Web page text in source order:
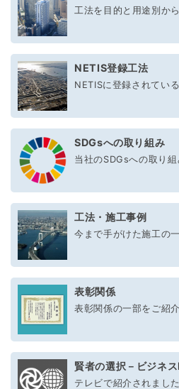
工法を目的と用途別か
NETIS登録工法
NETISに登録されてい
SDGsへの取り組み
当社のSDGsへの取り
工法・施工事例
今まで手がけた施工の
表彰関係
表彰関係の一部をご紹介
賢者の選択－ビジネ
テレビで紹介されました